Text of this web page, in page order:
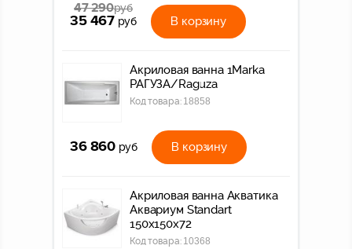
47 290руб
35 467 руб В корзину
Акриловая ванна 1Marka
РАГУЗА/Raguza
Код товара: 18858
36 860 руб В корзину
Акриловая ванна Акватика
Аквариум Standart
150x150x72
Код товара: 10368